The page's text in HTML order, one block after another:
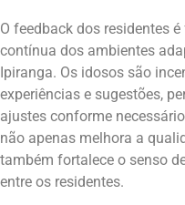
O feedback dos residentes
contínua dos ambientes
Ipiranga. Os idosos são
experiências e sugestões,
ajustes conforme
não apenas melhora a
também fortalece o senso
entre os residentes.